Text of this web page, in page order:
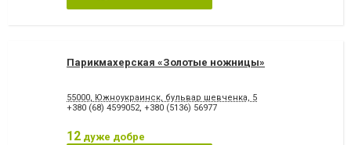
Парикмахерская «Золотые ножницы»
55000, Южноукраинск, бульвар шевченка, 5
+380 (68) 4599052, +380 (5136) 56977
12 дуже добре